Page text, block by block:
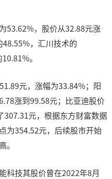
53.62%，股价从32.88元涨
，汇川技术的
。
元，涨幅为33.84%；阳
涨到99.58元；比亚迪股价
元，根据东方财富数据
为354.52元，后续股市开始
。
科技其股价曾在2022年8月